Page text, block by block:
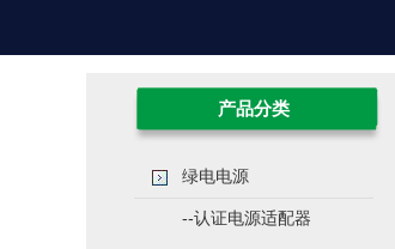
产品分类
绿电电源
--认证电源适配器